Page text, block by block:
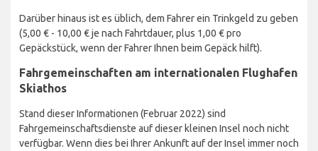
Darüber hinaus ist es üblich, dem Fahrer ein Trinkgeld zu geben
(5,00 € - 10,00 € je nach Fahrtdauer, plus 1,00 € pro
Gepäckstück, wenn der Fahrer Ihnen beim Gepäck hilft).
Fahrgemeinschaften am internationalen Flughafen
Skiathos
Stand dieser Informationen (Februar 2022) sind
Fahrgemeinschaftsdienste auf dieser kleinen Insel noch nicht
verfügbar. Wenn dies bei Ihrer Ankunft auf der Insel immer noch